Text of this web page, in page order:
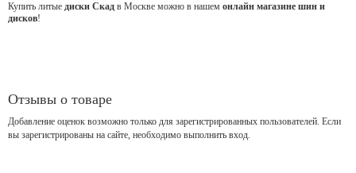
Купить литые диски Скад в Москве можно в нашем онлайн магазине шин и
дисков!
Отзывы о товаре
Добавление оценок возможно только для зарегистрированных пользователей. Если
вы зарегистрированы на сайте, необходимо выполнить вход.